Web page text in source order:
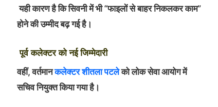
यही कारण है कि सिवनी में भी “फाइलों से बाहर निकलकर काम”
होने की उम्मीद बढ़ गई है।
पूर्व कलेक्टर को नई जिम्मेदारी
वहीं, वर्तमानकलेक्टर शीतला पटलेको लोक सेवा आयोग में
सचिव नियुक्त किया गया है।